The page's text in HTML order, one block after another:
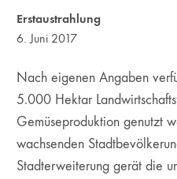
Erstaustrahlung
6. Juni 2017
Nach eigenen Angaben
5.000 Hektar
Gemüseproduktion genutzt
wachsenden
Stadterweiterung gerät die